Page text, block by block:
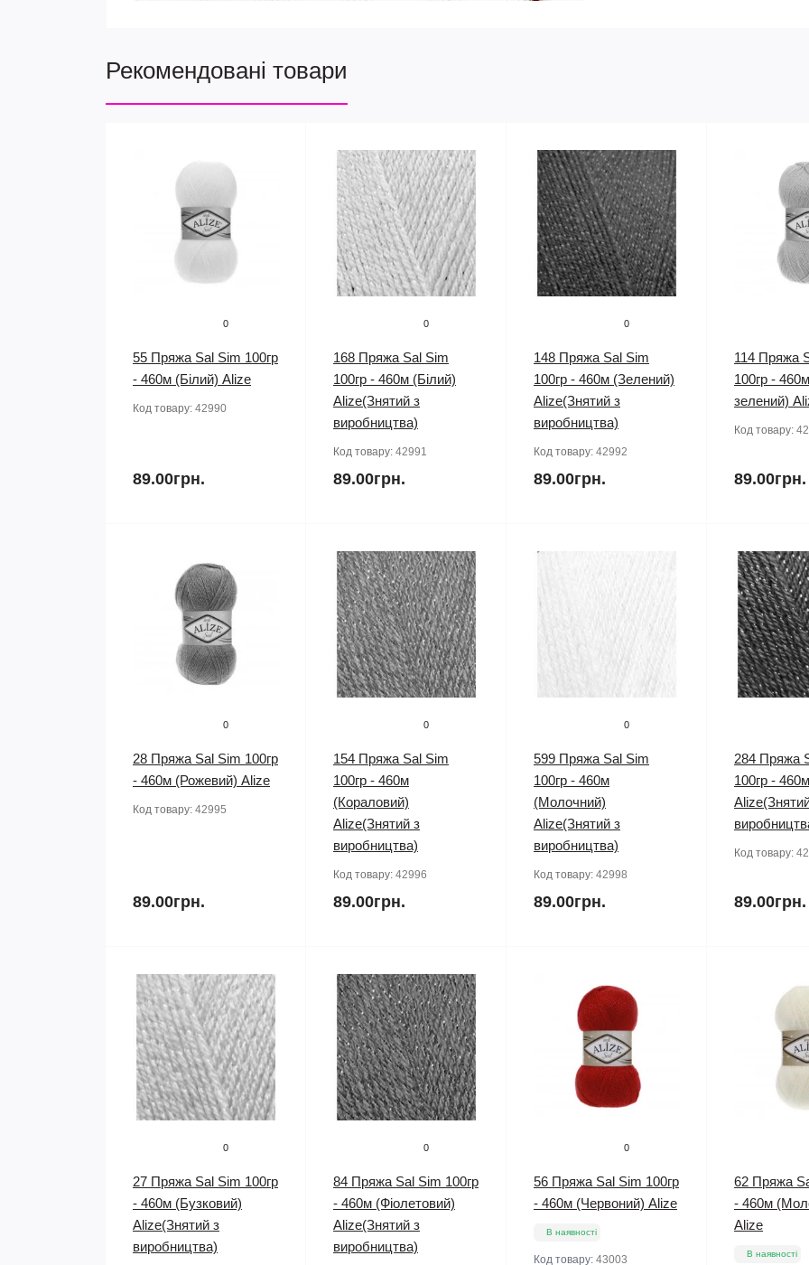
Рекомендовані товари
0
55 Пряжа Sal Sim 100гр
- 460м (Білий) Alize
Код товару: 42990
89.00грн.
0
168 Пряжа Sal Sim
100гр - 460м (Білий)
Alize(Знятий з
виробництва)
Код товару: 42991
89.00грн.
0
148 Пряжа Sal Sim
100гр - 460м (Зелений)
Alize(Знятий з
виробництва)
Код товару: 42992
89.00грн.
114 Пряжа
100гр -
зелений)
Код товару:
89.00грн.
0
28 Пряжа Sal Sim 100гр
- 460м (Рожевий) Alize
Код товару: 42995
89.00грн.
0
154 Пряжа Sal Sim
100гр - 460м
(Кораловий)
Alize(Знятий з
виробництва)
Код товару: 42996
89.00грн.
0
599 Пряжа Sal Sim
100гр - 460м
(Молочний)
Alize(Знятий з
виробництва)
Код товару: 42998
89.00грн.
284 Пряжа
100гр -
Код товару:
89.00грн.
0
27 Пряжа Sal Sim 100гр
- 460м (Бузковий)
Alize(Знятий з
виробництва)
0
84 Пряжа Sal Sim 100гр
- 460м (Фіолетовий)
Alize(Знятий з
виробництва)
0
56 Пряжа Sal Sim 100гр
- 460м (Червоний) Alize
В наявності
Код товару: 43003
62 Пряжа
- 460м
Alize
В наявності